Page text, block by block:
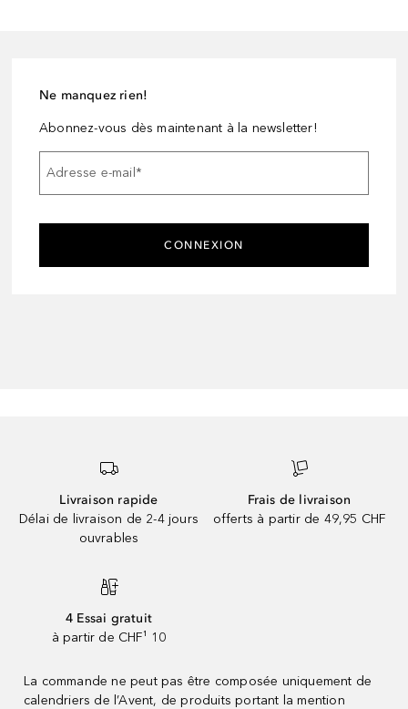
Ne manquez rien!
Abonnez-vous dès maintenant à la newsletter!
Adresse e-mail*
CONNEXION
Livraison rapide
Délai de livraison de 2-4 jours
ouvrables
Frais de livraison
offerts à partir de 49,95 CHF
4 Essai gratuit
à partir de CHF¹ 10
La commande ne peut pas être composée uniquement de
calendriers de l’Avent, de produits portant la mention